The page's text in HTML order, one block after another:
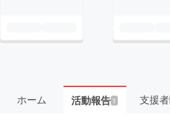
ホーム 活動報告1 支援者